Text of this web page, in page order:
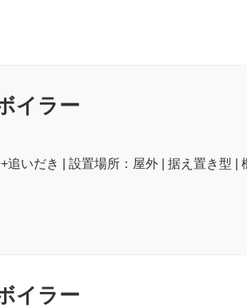
イラー
いだき | 設置場所：屋外 | 据え置き型 |
イラー